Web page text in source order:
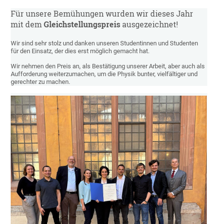
Für unsere Bemühungen wurden wir dieses Jahr
mit demGleichstellungspreis ausgezeichnet!
Wir sind sehr stolz und danken unseren Studentinnen und Studenten
für den Einsatz, der dies erst möglich gemacht hat.
Wir nehmen den Preis an, als Bestätigung unserer Arbeit, aber auch als
Aufforderung weiterzumachen, um die Physik bunter, vielfältiger und
gerechter zu machen.